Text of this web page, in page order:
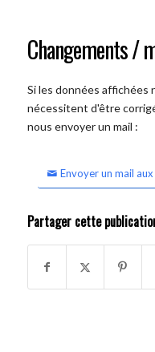
Changements /
Si les données affichées
nécessitent d'être
nous envoyer un mail :
Envoyer un mail
Partager cette